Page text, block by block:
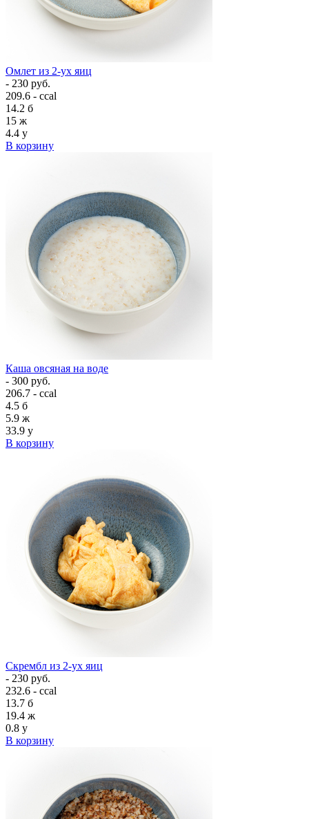
Омлет из 2-ух яиц
- 230 руб.
209.6 - ccal
14.2 б
15 ж
4.4 у
В корзину
Каша овсяная на воде
- 300 руб.
206.7 - ccal
4.5 б
5.9 ж
33.9 у
В корзину
Скрембл из 2-ух яиц
- 230 руб.
232.6 - ccal
13.7 б
19.4 ж
0.8 у
В корзину